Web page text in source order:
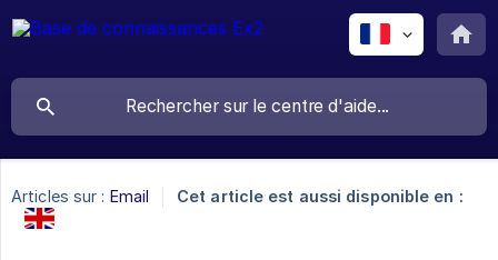
Articles sur : Email Cet article est aussi disponible en :